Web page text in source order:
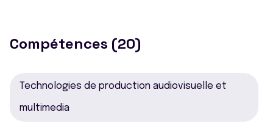
Compétences (20)
Technologies de production audiovisuelle et
multimedia